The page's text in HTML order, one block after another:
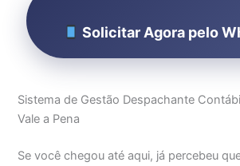
Solicitar Agora pelo
Sistema de Gestão Despachante
Vale a Pena
Se você chegou até aqui, já percebeu